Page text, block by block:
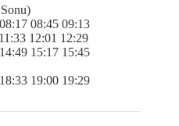
08:45 09:13
12:01 12:29
15:17 15:45
19:00 19:29